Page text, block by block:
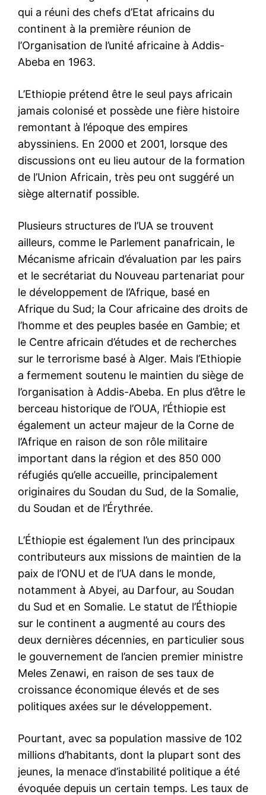
qui a réuni des chefs d’Etat africains du
continent à la première réunion de
l’Organisation de l’unité africaine à Addis-
Abeba en 1963.
L’Ethiopie prétend être le seul pays africain
jamais colonisé et possède une fière histoire
remontant à l’époque des empires
abyssiniens. En 2000 et 2001, lorsque des
discussions ont eu lieu autour de la formation
de l’Union Africain, très peu ont suggéré un
siège alternatif possible.
Plusieurs structures de l’UA se trouvent
ailleurs, comme le Parlement panafricain, le
Mécanisme africain d’évaluation par les pairs
et le secrétariat du Nouveau partenariat pour
le développement de l’Afrique, basé en
Afrique du Sud; la Cour africaine des droits de
l’homme et des peuples basée en Gambie; et
le Centre africain d’études et de recherches
sur le terrorisme basé à Alger. Mais l’Ethiopie
a fermement soutenu le maintien du siège de
l’organisation à Addis-Abeba. En plus d’être le
berceau historique de l’OUA, l’Éthiopie est
également un acteur majeur de la Corne de
l’Afrique en raison de son rôle militaire
important dans la région et des 850 000
réfugiés qu’elle accueille, principalement
originaires du Soudan du Sud, de la Somalie,
du Soudan et de l’Érythrée.
L’Éthiopie est également l’un des principaux
contributeurs aux missions de maintien de la
paix de l’ONU et de l’UA dans le monde,
notamment à Abyei, au Darfour, au Soudan
du Sud et en Somalie. Le statut de l’Éthiopie
sur le continent a augmenté au cours des
deux dernières décennies, en particulier sous
le gouvernement de l’ancien premier ministre
Meles Zenawi, en raison de ses taux de
croissance économique élevés et de ses
politiques axées sur le développement.
Pourtant, avec sa population massive de 102
millions d’habitants, dont la plupart sont des
jeunes, la menace d’instabilité politique a été
évoquée depuis un certain temps. Les taux de